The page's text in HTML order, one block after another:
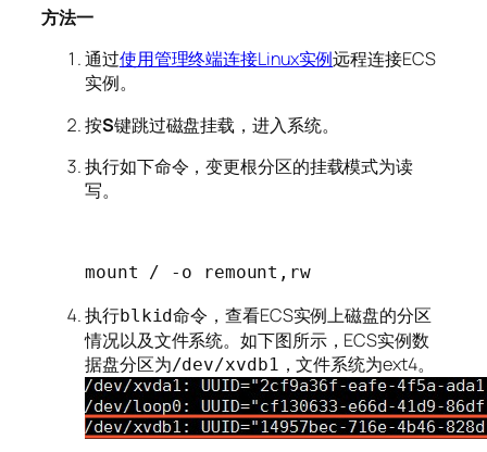
方法一
通过使用管理终端连接Linux实例远程连接ECS
实例。
按S键跳过磁盘挂载，进入系统。
执行如下命令，变更根分区的挂载模式为读
写。
mount / -o remount,rw
执行blkid命令，查看ECS实例上磁盘的分区
情况以及文件系统。如下图所示，ECS实例数
据盘分区为/dev/xvdb1 ，文件系统为ext4。